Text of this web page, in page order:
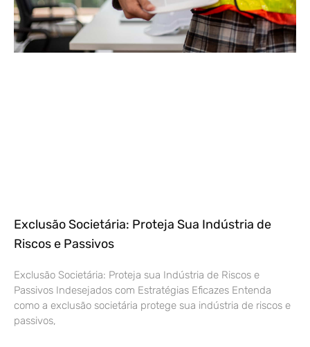
Exclusão Societária: Proteja Sua Indústria de
Riscos e Passivos
Exclusão Societária: Proteja sua Indústria de Riscos e
Passivos Indesejados com Estratégias Eficazes Entenda
como a exclusão societária protege sua indústria de riscos e
passivos,